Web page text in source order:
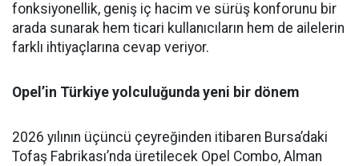
fonksiyonellik, geniş iç hacim ve sürüş konforunu bir
arada sunarak hem ticari kullanıcıların hem de ailelerin
farklı ihtiyaçlarına cevap veriyor.
Opel’in Türkiye yolculuğunda yeni bir dönem
2026 yılının üçüncü çeyreğinden itibaren Bursa’daki
Tofaş Fabrikası’nda üretilecek Opel Combo, Alman